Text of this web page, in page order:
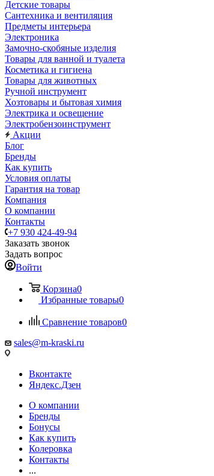
Детские товары
Сантехника и вентиляция
Предметы интерьера
Электроника
Замочно-скобяные изделия
Товары для ванной и туалета
Косметика и гигиена
Товары для животных
Ручной инструмент
Хозтовары и бытовая химия
Электрика и освещение
Электробензоинструмент
Акции
Блог
Бренды
Как купить
Условия оплаты
Гарантия на товар
Компания
О компании
Контакты
+7 930 424-49-94
Заказать звонок
Задать вопрос
Войти
Корзина0
Избранные товары0
Сравнение товаров0
sales@m-kraski.ru
Вконтакте
Яндекс.Дзен
О компании
Бренды
Бонусы
Как купить
Колеровка
Контакты
...